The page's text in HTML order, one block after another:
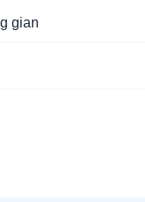
gian